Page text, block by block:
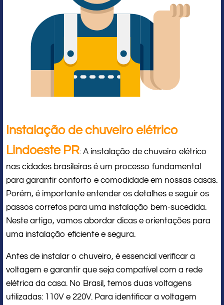
Instalação de chuveiro elétrico
Lindoeste PR: A instalação de chuveiro elétrico
nas cidades brasileiras é um processo fundamental
para garantir conforto e comodidade em nossas casas.
Porém, é importante entender os detalhes e seguir os
passos corretos para uma instalação bem-sucedida.
Neste artigo, vamos abordar dicas e orientações para
uma instalação eficiente e segura.
Antes de instalar o chuveiro, é essencial verificar a
voltagem e garantir que seja compatível com a rede
elétrica da casa. No Brasil, temos duas voltagens
utilizadas: 110V e 220V. Para identificar a voltagem